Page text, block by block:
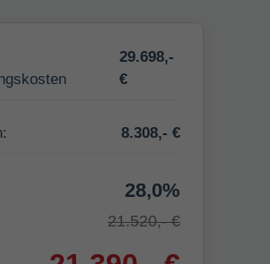
29.698,-
€
8.308,- €
28,0%
21.520,- €